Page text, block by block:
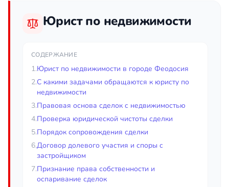
Юрист по недвижимости
СОДЕРЖАНИЕ
1.Юрист по недвижимости в городе Феодосия
2.С какими задачами обращаются к юристу по
недвижимости
3.Правовая основа сделок с недвижимостью
4.Проверка юридической чистоты сделки
5.Порядок сопровождения сделки
6.Договор долевого участия и споры с
застройщиком
7.Признание права собственности и
оспаривание сделок